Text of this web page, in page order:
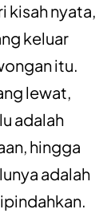
kisah nyata,
keluar
itu.
lewat,
adalah
hingga
adalah